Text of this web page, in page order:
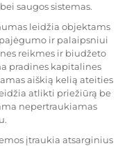
saugos sistemas.
leidžia objektams
ir palaipsniui
reikmes ir biudžeto
pradines kapitalines
aiškią kelią ateities
atlikti priežiūrą be
nepertraukiamas
įtraukia atsarginius